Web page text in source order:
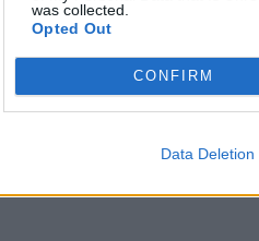
was collected.
Opted Out
CONFIRM
Data Deletion